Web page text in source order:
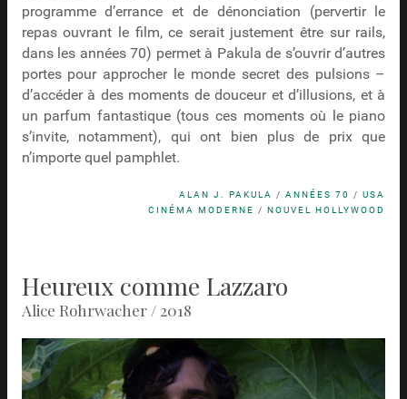
programme d’errance et de dénonciation (pervertir le
repas ouvrant le film, ce serait justement être sur rails,
dans les années 70) permet à Pakula de s’ouvrir d’autres
portes pour approcher le monde secret des pulsions –
d’accéder à des moments de douceur et d’illusions, et à
un parfum fantastique (tous ces moments où le piano
s’invite, notamment), qui ont bien plus de prix que
n’importe quel pamphlet.
ALAN J. PAKULA /ANNÉES 70 /USA
CINÉMA MODERNE /NOUVEL HOLLYWOOD
Heureux comme Lazzaro
Alice Rohrwacher / 2018